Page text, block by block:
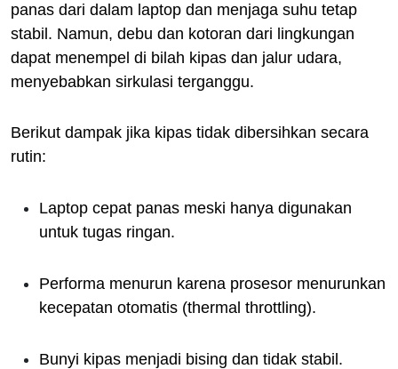
panas dari dalam laptop dan menjaga suhu tetap
stabil. Namun, debu dan kotoran dari lingkungan
dapat menempel di bilah kipas dan jalur udara,
menyebabkan sirkulasi terganggu.
Berikut dampak jika kipas tidak dibersihkan secara
rutin:
Laptop cepat panas meski hanya digunakan
untuk tugas ringan.
Performa menurun karena prosesor menurunkan
kecepatan otomatis (thermal throttling).
Bunyi kipas menjadi bising dan tidak stabil.